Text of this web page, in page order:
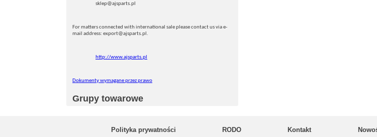
sklep@ajsparts.pl
For matters connected with international sale please contact us via e-
mail address: export@ajsparts.pl.
http://www.ajsparts.pl
Dokumenty wymagane przez prawo
Grupy towarowe
Polityka prywatności RODO Kontakt